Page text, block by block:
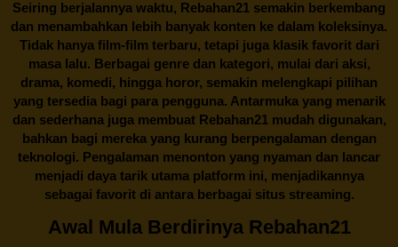
Seiring berjalannya waktu, Rebahan21 semakin berkembang
dan menambahkan lebih banyak konten ke dalam koleksinya.
Tidak hanya film-film terbaru, tetapi juga klasik favorit dari
masa lalu. Berbagai genre dan kategori, mulai dari aksi,
drama, komedi, hingga horor, semakin melengkapi pilihan
yang tersedia bagi para pengguna. Antarmuka yang menarik
dan sederhana juga membuatRebahan21mudah digunakan,
bahkan bagi mereka yang kurang berpengalaman dengan
teknologi. Pengalaman menonton yang nyaman dan lancar
menjadi daya tarik utama platform ini, menjadikannya
sebagai favorit di antara berbagai situs streaming.
Awal Mula Berdirinya Rebahan21